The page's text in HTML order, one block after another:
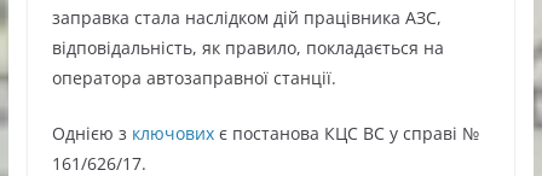
заправка стала наслідком дій працівника АЗС,
відповідальність, як правило, покладається на
оператора автозаправної станції.
Однією з ключовихє постанова КЦС ВС у справі №
161/626/17.